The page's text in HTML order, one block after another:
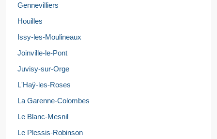
Gennevilliers
Houilles
Issy-les-Moulineaux
Joinville-le-Pont
Juvisy-sur-Orge
L'Haÿ-les-Roses
La Garenne-Colombes
Le Blanc-Mesnil
Le Plessis-Robinson